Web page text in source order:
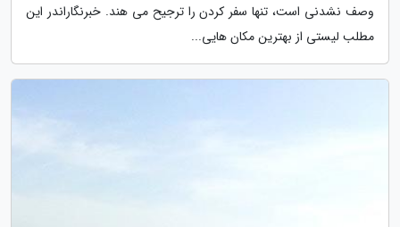
وصف نشدنی است، تنها سفر کردن را ترجیح می هند. خبرنگاراندر این
مطلب لیستی از بهترین مکان هایی...